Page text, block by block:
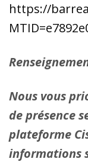
https://
Nous vous
de présence
plateforme
informations